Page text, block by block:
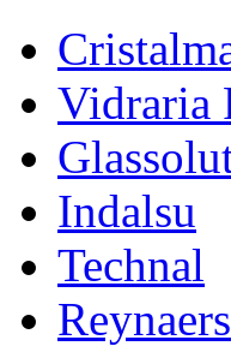
Vidraria
Indalsu
Technal
Reynaers